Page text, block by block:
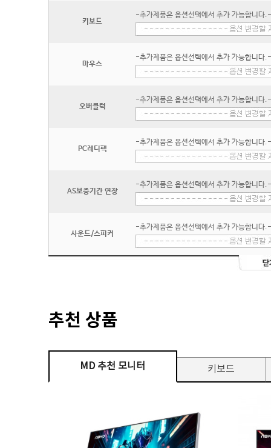
키보드
-추가제품은 옵션선택에서 추가 가능합니다.-
마우스
-추가제품은 옵션선택에서 추가 가능합니다.-
오버클럭
-추가제품은 옵션선택에서 추가 가능합니다.-
PC레디팩
-추가제품은 옵션선택에서 추가 가능합니다.-
AS보증기간 연장
-추가제품은 옵션선택에서 추가 가능합니다.-
사운드/스피커
-추가제품은 옵션선택에서 추가 가능합니다.-
추천 상품
MD 추천 모니터 키보드